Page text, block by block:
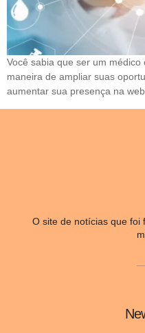
Você sabia que ser um
maneira de ampliar suas
aumentar sua presença na
O site de notícias que foi